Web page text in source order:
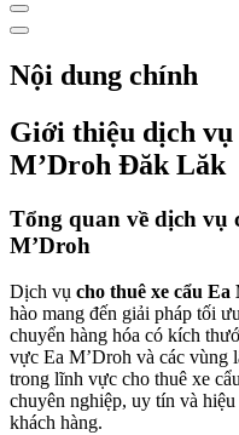
Nội dung chính
Giới thiệu dịch vụ
M’Droh Đăk Lăk
Tổng quan về dịch vụ
M’Droh
Dịch vụ cho thuê xe cẩu
hào mang đến giải pháp tối
chuyển hàng hóa có kích
vực Ea M’Droh và các vùng
trong lĩnh vực cho thuê xe
chuyên nghiệp, uy tín và
khách hàng.